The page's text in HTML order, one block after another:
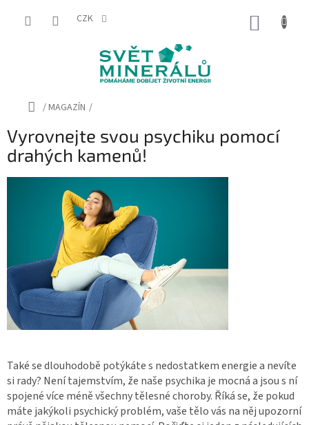
CZK
Domů
/MAGAZÍN /
Vyrovnejte svou psychiku pomocí
drahých kamenů!
Také se dlouhodobě potýkáte s nedostatkem energie a nevíte
si rady? Není tajemstvím, že naše psychika je mocná a jsou s ní
spojené více méně všechny tělesné choroby. Říká se, že pokud
máte jakýkoli psychický problém, vaše tělo vás na něj upozorní